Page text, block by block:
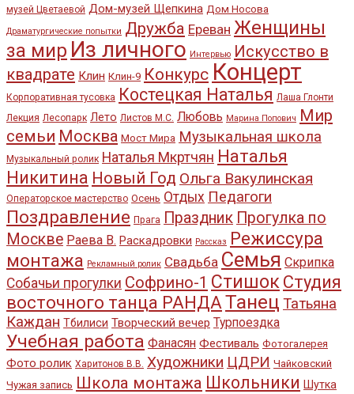
музей Цветаевой Дом-музей Щепкина Дом Носова
Драматургические попытки Дружба Ереван Женщины
за мир Из личного Интервью Искусство в
квадрате Клин Клин-9 Конкурс Концерт
Корпоративная тусовка Костецкая Наталья Лаша Глонти
Лекция Лесопарк Лето Листов М.С. Любовь Марина Попович Мир
семьи Москва Мост Мира Музыкальная школа
Музыкальный ролик Наталья Мкртчян Наталья
Никитина Новый Год Ольга Вакулинская
Операторское мастерство Осень Отдых Педагоги
Поздравление Прага Праздник Прогулка по
Москве Раева В. Раскадровки Рассказ Режиссура
монтажа Рекламный ролик Свадьба Семья Скрипка
Собачьи прогулки Софрино-1 Стишок Студия
восточного танца РАНДА Танец Татьяна
Каждан Тбилиси Творческий вечер Турпоездка
Учебная работа Фанасян Фестиваль Фотогалерея
Фото ролик Харитонов В.В. Художники ЦДРИ Чайковский
Чужая запись Школа монтажа Школьники Шутка